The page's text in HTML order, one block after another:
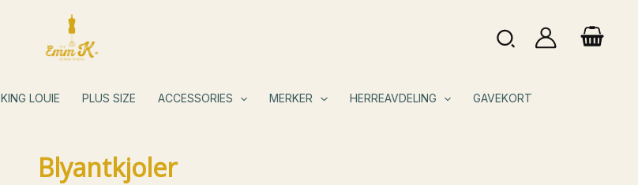
Søk
KING LOUIE PLUS SIZE ACCESSORIES MERKER HERREAVDELING GAVEKORT
Blyantkjoler